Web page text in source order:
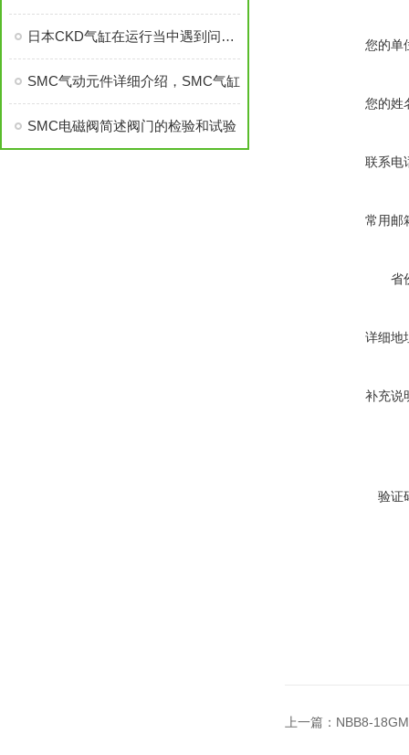
日本CKD气缸在运行当中遇到问题有哪些解决办法
SMC气动元件详细介绍，SMC气缸
SMC电磁阀简述阀门的检验和试验
您的单
您的姓
联系电
常用邮
省
详细地
补充说
验证
上一篇： NBB8-